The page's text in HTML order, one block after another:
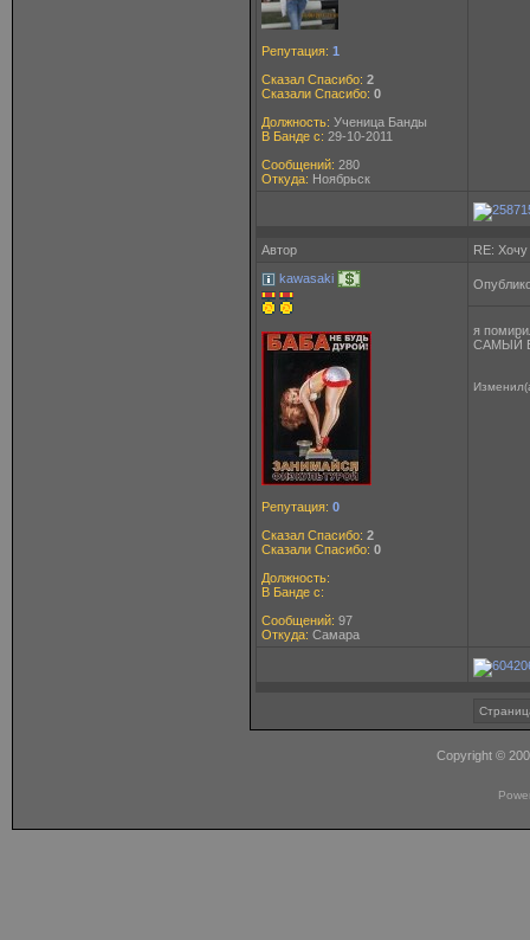
Репутация: 1
Сказал Спасибо: 2
Сказали Спасибо: 0
Должность: Ученица Банды
В Банде с: 29-10-2011
Сообщений: 280
Откуда: Ноябрьск
Автор
RE: Хочу
kawasaki
Репутация: 0
Сказал Спасибо: 2
Сказали Спасибо: 0
Должность:
В Банде с:
Сообщений: 97
Откуда: Самара
я
САМЫЙ
Copyright ©